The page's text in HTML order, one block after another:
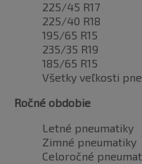
225/45 R17
225/40 R18
195/65 R15
235/35 R19
185/65 R15
Všetky veľkosti
Ročné obdobie
Letné pneumatiky
Zimné pneumatiky
Celoročné